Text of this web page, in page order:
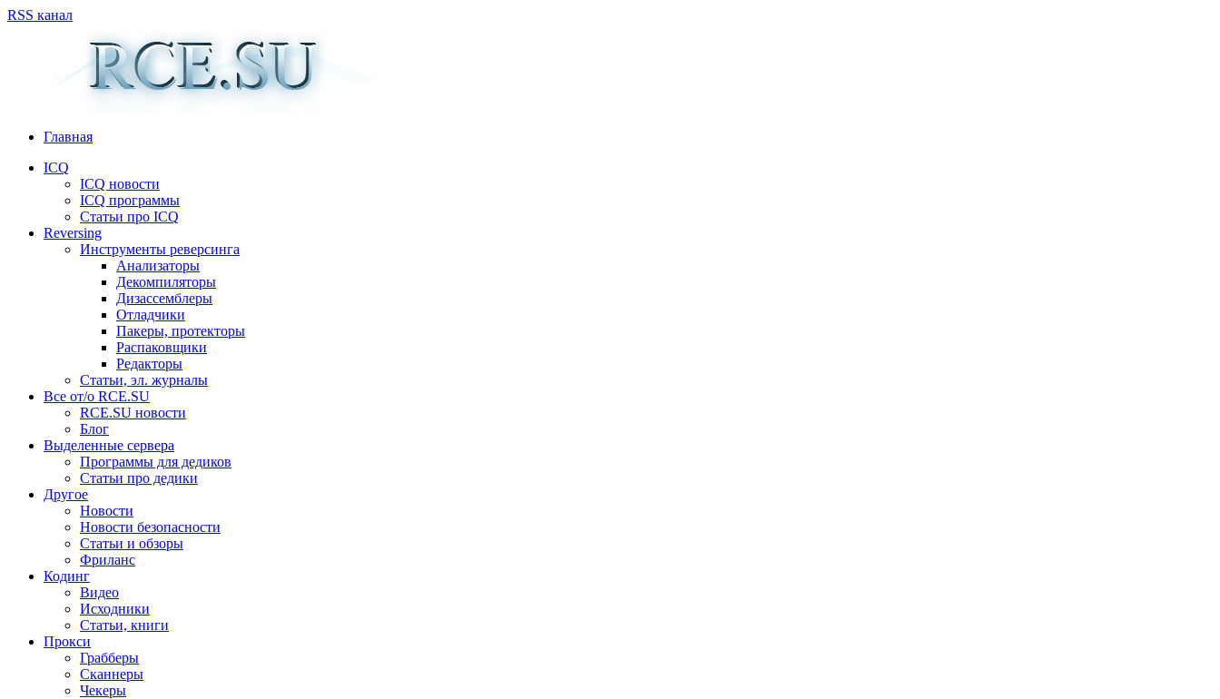
RSS канал
Главная
ICQ
ICQ новости
ICQ программы
Статьи про ICQ
Reversing
Инструменты реверсинга
Анализаторы
Декомпиляторы
Дизассемблеры
Отладчики
Пакеры, протекторы
Распаковщики
Редакторы
Статьи, эл. журналы
Все от/о RCE.SU
RCE.SU новости
Блог
Выделенные сервера
Программы для дедиков
Статьи про дедики
Другое
Новости
Новости безопасности
Статьи и обзоры
Фриланс
Кодинг
Видео
Исходники
Статьи, книги
Прокси
Грабберы
Сканнеры
Чекеры